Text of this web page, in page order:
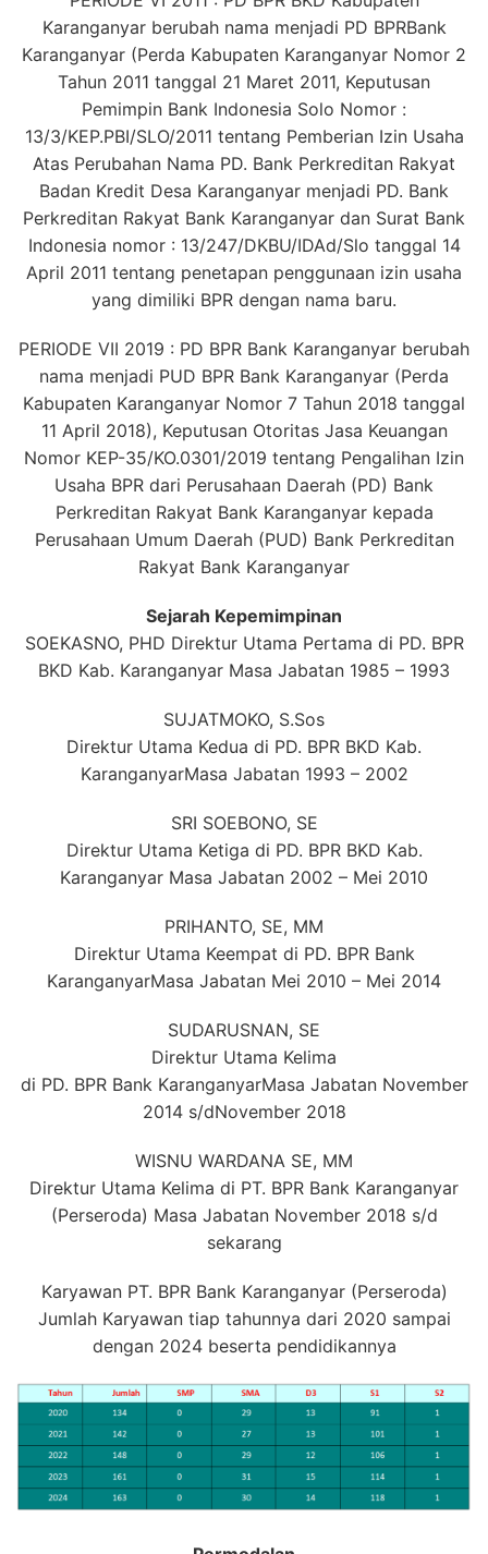
Karanganyar berubah nama menjadi PD BPRBank
Karanganyar (Perda Kabupaten Karanganyar Nomor 2
Tahun 2011 tanggal 21 Maret 2011, Keputusan
Pemimpin Bank Indonesia Solo Nomor :
13/3/KEP.PBI/SLO/2011 tentang Pemberian Izin Usaha
Atas Perubahan Nama PD. Bank Perkreditan Rakyat
Badan Kredit Desa Karanganyar menjadi PD. Bank
Perkreditan Rakyat Bank Karanganyar dan Surat Bank
Indonesia nomor : 13/247/DKBU/IDAd/Slo tanggal 14
April 2011 tentang penetapan penggunaan izin usaha
yang dimiliki BPR dengan nama baru.
PERIODE VII 2019 : PD BPR Bank Karanganyar berubah
nama menjadi PUD BPR Bank Karanganyar (Perda
Kabupaten Karanganyar Nomor 7 Tahun 2018 tanggal
11 April 2018), Keputusan Otoritas Jasa Keuangan
Nomor KEP-35/KO.0301/2019 tentang Pengalihan Izin
Usaha BPR dari Perusahaan Daerah (PD) Bank
Perkreditan Rakyat Bank Karanganyar kepada
Perusahaan Umum Daerah (PUD) Bank Perkreditan
Rakyat Bank Karanganyar
Sejarah Kepemimpinan
SOEKASNO, PHD Direktur Utama Pertama di PD. BPR
BKD Kab. Karanganyar Masa Jabatan 1985 – 1993
SUJATMOKO, S.Sos
Direktur Utama Kedua di PD. BPR BKD Kab.
KaranganyarMasa Jabatan 1993 – 2002
SRI SOEBONO, SE
Direktur Utama Ketiga di PD. BPR BKD Kab.
Karanganyar Masa Jabatan 2002 – Mei 2010
PRIHANTO, SE, MM
Direktur Utama Keempat di PD. BPR Bank
KaranganyarMasa Jabatan Mei 2010 – Mei 2014
SUDARUSNAN, SE
Direktur Utama Kelima
di PD. BPR Bank KaranganyarMasa Jabatan November
2014 s/dNovember 2018
WISNU WARDANA SE, MM
Direktur Utama Kelima di PT. BPR Bank Karanganyar
(Perseroda) Masa Jabatan November 2018 s/d
sekarang
Karyawan PT. BPR Bank Karanganyar (Perseroda)
Jumlah Karyawan tiap tahunnya dari 2020 sampai
dengan 2024 beserta pendidikannya